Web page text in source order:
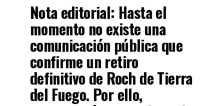
Nota editorial: Hasta el
momento no existe una
comunicación pública que
confirme un retiro
definitivo de Roch de Tierra
del Fuego. Por ello,